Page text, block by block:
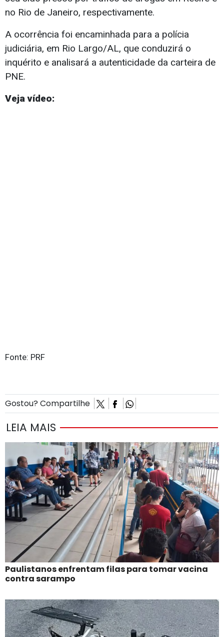
no Rio de Janeiro, respectivamente.
A ocorrência foi encaminhada para a polícia
judiciária, em Rio Largo/AL, que conduzirá o
inquérito e analisará a autenticidade da carteira de
PNE.
Veja vídeo:
Fonte: PRF
Gostou? Compartilhe
LEIA MAIS
Paulistanos enfrentam filas para tomar vacina
contra sarampo